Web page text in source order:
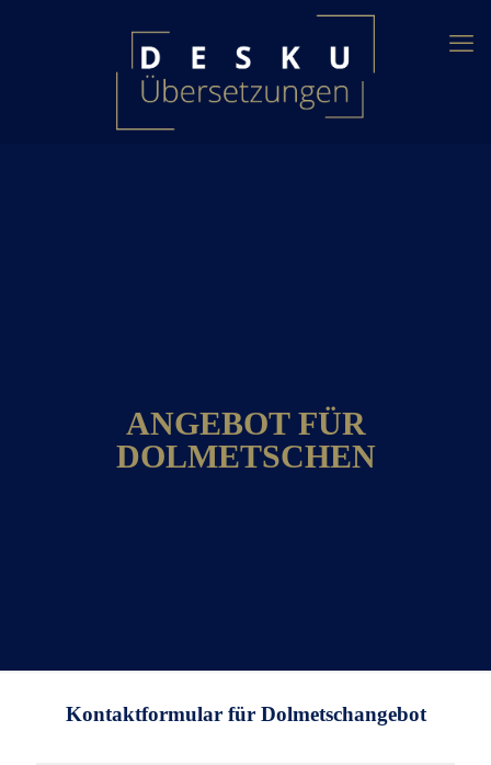
ANGEBOT FÜR
DOLMETSCHEN
Kontaktformular für Dolmetschangebot